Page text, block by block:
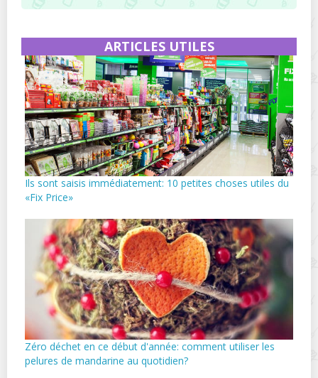
ARTICLES UTILES
Ils sont saisis immédiatement: 10 petites choses utiles du
«Fix Price»
Zéro déchet en ce début d'année: comment utiliser les
pelures de mandarine au quotidien?